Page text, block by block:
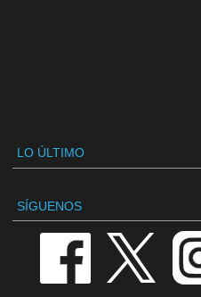
LO ÚLTIMO
SÍGUENOS